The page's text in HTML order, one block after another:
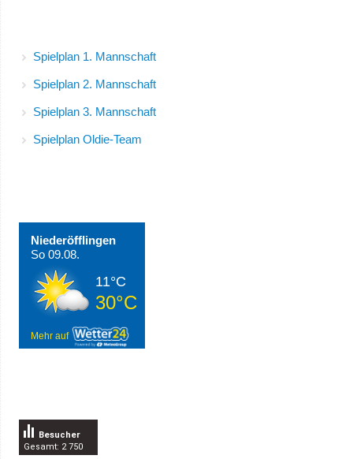
Spielplan 1. Mannschaft
Spielplan 2. Mannschaft
Spielplan 3. Mannschaft
Spielplan Oldie-Team
Niederöfflingen
So 09.08.
11°C
30°C
Mehr auf
Gesamt: 2 750
Besucher